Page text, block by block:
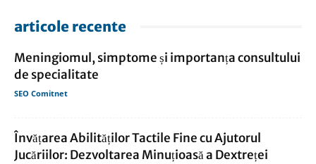
articole recente
Meningiomul, simptome și importanța consultului
de specialitate
SEO Comitnet
Învățarea Abilităților Tactile Fine cu Ajutorul
Jucăriilor: Dezvoltarea Minuțioasă a Dextreței